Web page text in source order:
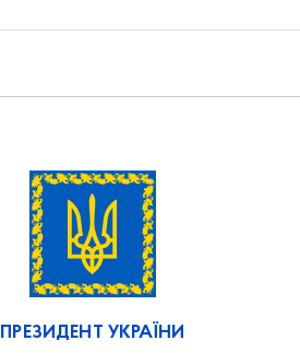
ПРЕЗИДЕНТ УКРАЇНИ